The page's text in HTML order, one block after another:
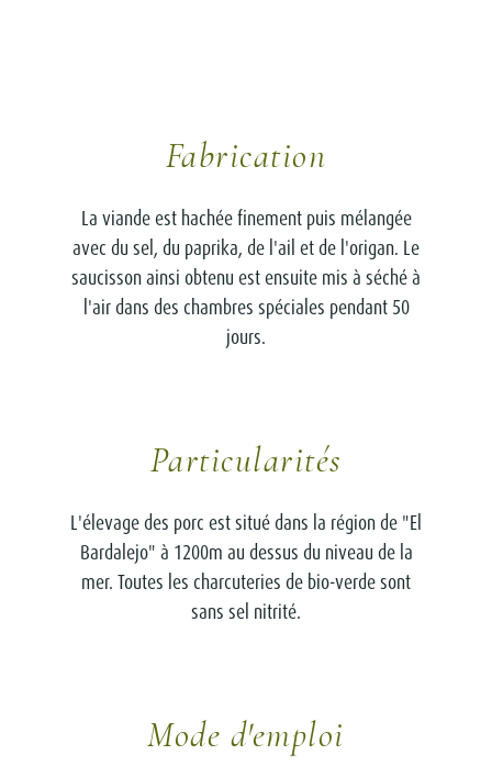
Fabrication
La viande est hachée finement puis mélangée
avec du sel, du paprika, de l'ail et de l'origan. Le
saucisson ainsi obtenu est ensuite mis à séché à
l'air dans des chambres spéciales pendant 50
jours.
Particularités
L'élevage des porc est situé dans la région de "El
Bardalejo" à 1200m au dessus du niveau de la
mer. Toutes les charcuteries de bio-verde sont
sans sel nitrité.
Mode d'emploi